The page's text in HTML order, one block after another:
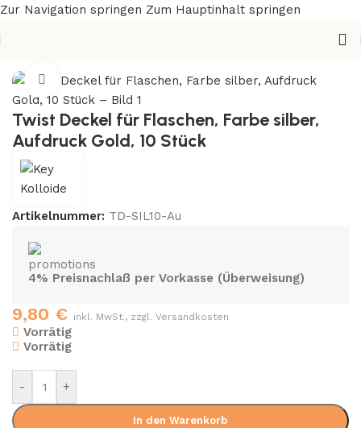
Zur Navigation springen Zum Hauptinhalt springen
Zum Vergrößern klicken
Twist Deckel für Flaschen, Farbe silber,
Aufdruck Gold, 10 Stück
Artikelnummer: TD-SIL10-Au
4% Preisnachlaß per Vorkasse (Überweisung)
9,80 € inkl. MwSt., zzgl. Versandkosten
Vorrätig
Vorrätig
- +
In den Warenkorb